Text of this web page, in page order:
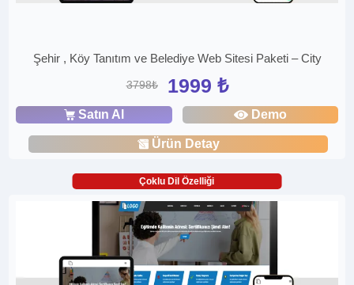
Şehir , Köy Tanıtım ve Belediye Web Sitesi Paketi – City
3798₺ 1999 ₺
Satın Al Demo
Ürün Detay
Çoklu Dil Özelliği